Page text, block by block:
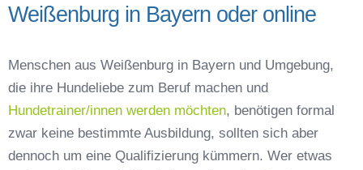
Weißenburg in Bayern oder online
Menschen aus Weißenburg in Bayern und Umgebung,
die ihre Hundeliebe zum Beruf machen und
Hundetrainer/innen werden möchten, benötigen formal
zwar keine bestimmte Ausbildung, sollten sich aber
dennoch um eine Qualifizierung kümmern. Wer etwas